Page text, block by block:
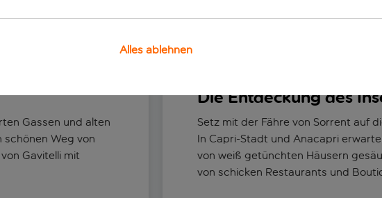
Gassen und alten
schönen Weg von
Gavitelli mit
Die Entdeckung des
Setz mit der Fähre von Sorrent auf
In Capri-Stadt und Anacapri
von weiß getünchten Häusern
von schicken Restaurants und
Alles ablehnen